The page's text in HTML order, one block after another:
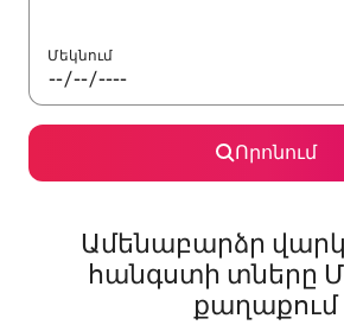
Մեկնում
Որոնում
Ամենաբարձր
հանգստի տները
քաղաքում